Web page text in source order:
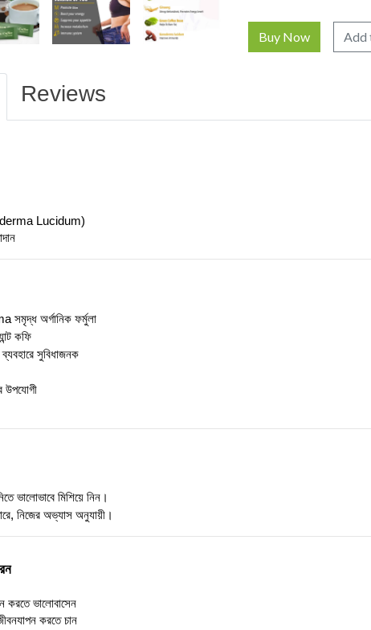
Add
Reviews
Lucidum)
অর্গানিক ফর্মুলা
কফি
সুবিধাজনক
উপযোগী
ভালোভাবে মিশিয়ে নিন।
নিজের অভ্যাস অনুযায়ী।
করতে ভালোবাসেন
করতে চান